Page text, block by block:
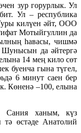
зур горурлык. Ул
Ул – республика
килүен әйт, ООО
Мотыйгуллин да
һавасы, чишмә
Шунысын да әйтергә
14 мең кило сөт
буенча гына түгел,
6 минут саен бер
Көненә –100, елына
Сания ханым, күз
тә өстәде Анатолий